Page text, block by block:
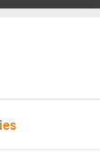
von nur 1